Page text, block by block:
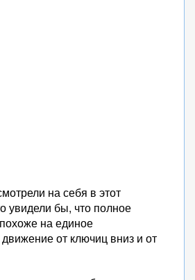
на себя в этот
увидели бы, что полное
на единое
от ключиц вниз и от